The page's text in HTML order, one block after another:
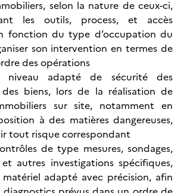
selon la nature de ceux-ci,
les outils, process, et accès
fonction du type d’occupation du
son intervention en termes de
des opérations
niveau adapté de sécurité des
biens, lors de la réalisation de
sur site, notamment en
à des matières dangereuses,
tout risque correspondant
de type mesures, sondages,
autres investigations spécifiques,
adapté avec précision, afin